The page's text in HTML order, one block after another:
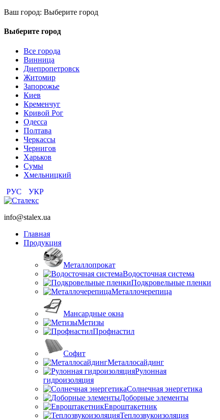
Ваш город: Выберите город
Выберите город
Все города
Винница
Днепропетровск
Житомир
Запорожье
Киев
Кременчуг
Кривой Рог
Одесса
Полтава
Черкассы
Чернигов
Харьков
Сумы
Хмельницкий
РУС
УКР
info@stalex.ua
Главная
Продукция
Металлопрокат
Водосточная система
Подкровельные пленки
Металлочерепица
Мансардные окна
Метизы
Профнастил
Софит
Металлосайдинг
Рулонная
гидроизоляция
Солнечная энергетика
Доборные элементы
Евроштакетник
Теплозвукоизоляция